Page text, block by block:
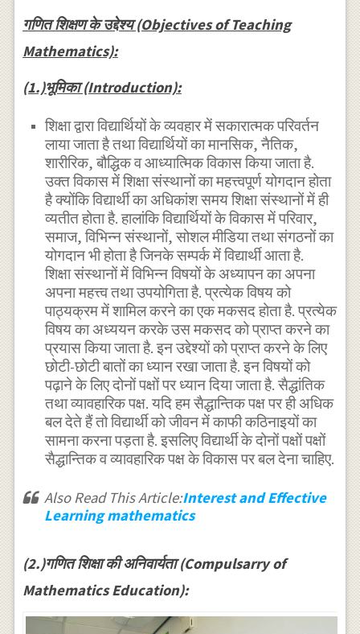
गणित शिक्षण के उद्देश्य (Objectives of Teaching
Mathematics):
(1.)भूमिका (Introduction):
शिक्षा द्वारा विद्यार्थियों के व्यवहार में सकारात्मक परिवर्तन
लाया जाता है तथा विद्यार्थियों का मानसिक, नैतिक,
शारीरिक, बौद्धिक व आध्यात्मिक विकास किया जाता है.
उक्त विकास में शिक्षा संस्थानों का महत्त्वपूर्ण योगदान होता
है क्योंकि विद्यार्थी का अधिकांश समय शिक्षा संस्थानों में ही
व्यतीत होता है. हालांकि विद्यार्थियों के विकास में परिवार,
समाज, विभिन्न संस्थानों, सोशल मीडिया तथा संगठनों का
योगदान भी होता है जिनके सम्पर्क में विद्यार्थी आता है.
शिक्षा संस्थानों में विभिन्न विषयों के अध्यापन का अपना
अपना महत्त्व तथा उपयोगिता है. प्रत्येक विषय को
पाठ्यक्रम में शामिल करने का एक मकसद होता है. प्रत्येक
विषय का अध्ययन करके उस मकसद को प्राप्त करने का
प्रयास किया जाता है. इन उद्देश्यों को प्राप्त करने के लिए
छोटी-छोटी बातों का ध्यान रखा जाता है. इन विषयों को
पढ़ाने के लिए दोनों पक्षों पर ध्यान दिया जाता है. सैद्धांतिक
तथा व्यावहारिक पक्ष. यदि हम सैद्धान्तिक पक्ष पर ही अधिक
बल देते हैं तो विद्यार्थी को जीवन में काफी कठिनाइयों का
सामना करना पड़ता है. इसलिए विद्यार्थी के दोनों पक्षों पक्षों
सैद्धान्तिक व व्यावहारिक पक्ष के विकास पर बल देना चाहिए.
Also Read This Article:Interest and Effective
Learning mathematics
(2.)गणित शिक्षा की अनिवार्यता (Compulsarry of
Mathematics Education):